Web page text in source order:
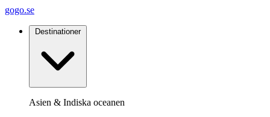
gogo.se
Destinationer
Asien & Indiska oceanen